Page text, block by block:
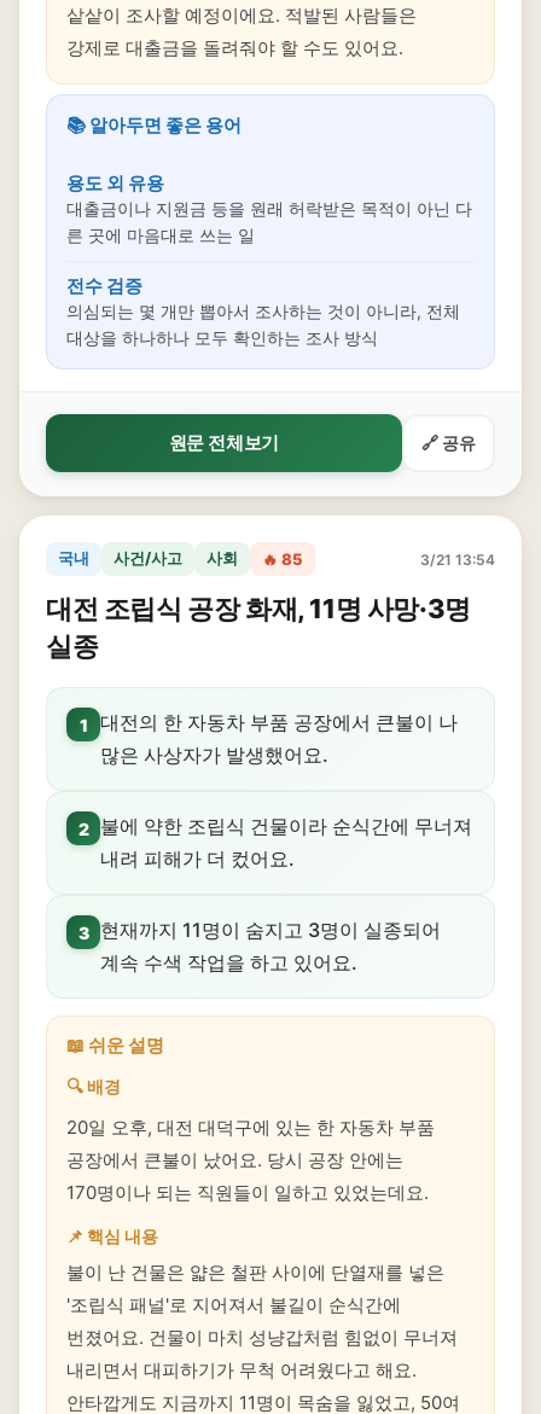
샅샅이 조사할 예정이에요. 적발된 사람들은
강제로 대출금을 돌려줘야 할 수도 있어요.
📚 알아두면 좋은 용어
용도 외 유용
대출금이나 지원금 등을 원래 허락받은 목적이 아닌 다
른 곳에 마음대로 쓰는 일
전수 검증
의심되는 몇 개만 뽑아서 조사하는 것이 아니라, 전체
대상을 하나하나 모두 확인하는 조사 방식
원문 전체보기 🔗 공유
국내 사건/사고 사회 🔥 85 3/21 13:54
대전 조립식 공장 화재, 11명 사망·3명
실종
1
대전의 한 자동차 부품 공장에서 큰불이 나
많은 사상자가 발생했어요.
2
불에 약한 조립식 건물이라 순식간에 무너져
내려 피해가 더 컸어요.
3
현재까지 11명이 숨지고 3명이 실종되어
계속 수색 작업을 하고 있어요.
📖 쉬운 설명
🔍 배경
20일 오후, 대전 대덕구에 있는 한 자동차 부품
공장에서 큰불이 났어요. 당시 공장 안에는
170명이나 되는 직원들이 일하고 있었는데요.
📌 핵심 내용
불이 난 건물은 얇은 철판 사이에 단열재를 넣은
'조립식 패널'로 지어져서 불길이 순식간에
번졌어요. 건물이 마치 성냥갑처럼 힘없이 무너져
내리면서 대피하기가 무척 어려웠다고 해요.
안타깝게도 지금까지 11명이 목숨을 잃었고, 50여